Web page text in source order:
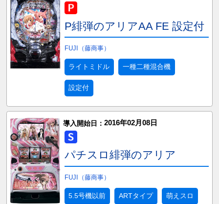
P緋弾のアリアAA FE 設定付
FUJI（藤商事）
ライトミドル 一種二種混合機
設定付
導入開始日： 2016年02月08日
パチスロ緋弾のアリア
FUJI（藤商事）
5.5号機以前 ARTタイプ 萌えスロ